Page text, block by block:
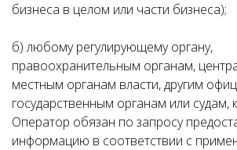
бизнеса в целом или части бизнеса);
б) любому регулирующему органу,
правоохранительным органам,
местным органам власти, другим
государственным органам или судам,
Оператор обязан по запросу
информацию в соответствии с